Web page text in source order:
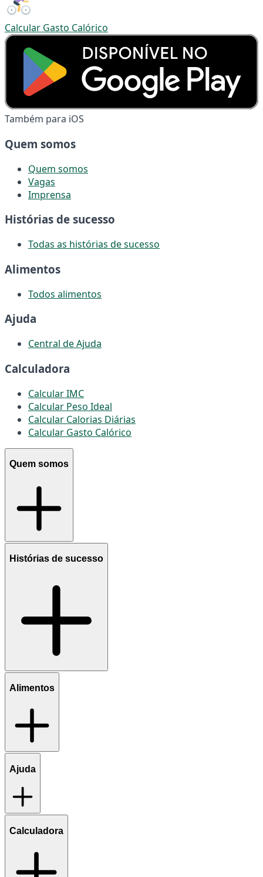
Calcular Gasto Calórico
Também para iOS
Quem somos
Quem somos
Vagas
Imprensa
Histórias de sucesso
Todas as histórias de sucesso
Alimentos
Todos alimentos
Ajuda
Central de Ajuda
Calculadora
Calcular IMC
Calcular Peso Ideal
Calcular Calorias Diárias
Calcular Gasto Calórico
Quem somos
Histórias de sucesso
Alimentos
Ajuda
Calculadora